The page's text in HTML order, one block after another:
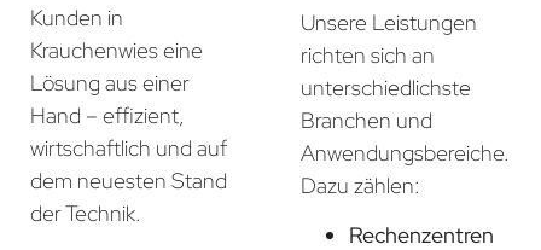
Kunden in
Krauchenwies eine
Lösung aus einer
Hand – effizient,
wirtschaftlich und auf
dem neuesten Stand
der Technik.
Unsere Leistungen
richten sich an
unterschiedlichste
Branchen und
Anwendungsbereiche.
Dazu zählen:
Rechenzentren